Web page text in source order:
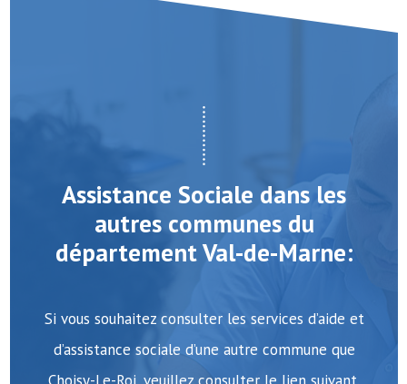
Assistance Sociale dans les
autres communes du
département Val-de-Marne:
Si vous souhaitez consulter les services d’aide et
d’assistance sociale d’une autre commune que